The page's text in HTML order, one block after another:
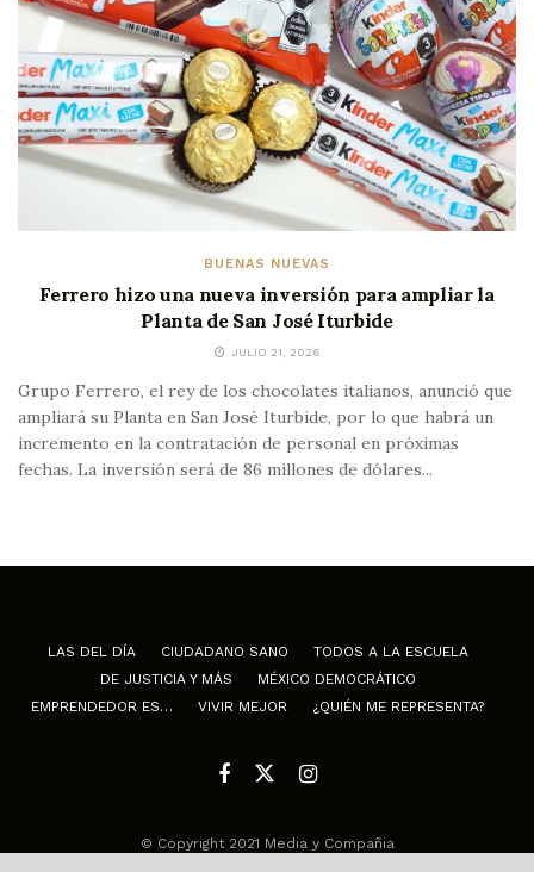
BUENAS NUEVAS
Ferrero hizo una nueva inversión para ampliar la
Planta de San José Iturbide
JULIO 21, 2026
Grupo Ferrero, el rey de los chocolates italianos, anunció que
ampliará su Planta en San José Iturbide, por lo que habrá un
incremento en la contratación de personal en próximas
fechas. La inversión será de 86 millones de dólares...
LAS DEL DÍA CIUDADANO SANO
TODOS A LA ESCUELA
DE JUSTICIA Y MÁS
MÉXICO DEMOCRÁTICO
EMPRENDEDOR ES…
VIVIR MEJOR ¿QUIÉN ME REPRESENTA?
© Copyright 2021 Media y Compañia